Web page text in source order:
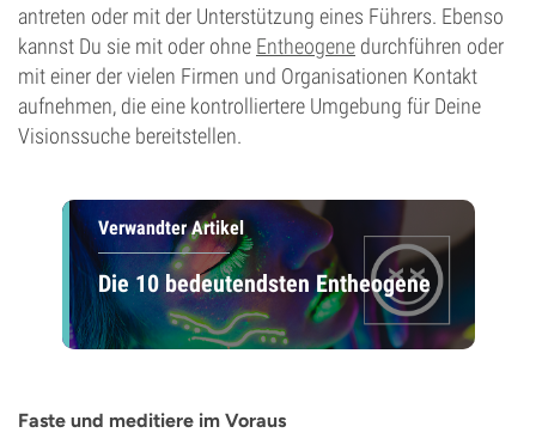
antreten oder mit der Unterstützung eines Führers. Ebenso
kannst Du sie mit oder ohne Entheogene durchführen oder
mit einer der vielen Firmen und Organisationen Kontakt
aufnehmen, die eine kontrolliertere Umgebung für Deine
Visionssuche bereitstellen.
Verwandter Artikel
Die 10 bedeutendsten Entheogene
Faste und meditiere im Voraus